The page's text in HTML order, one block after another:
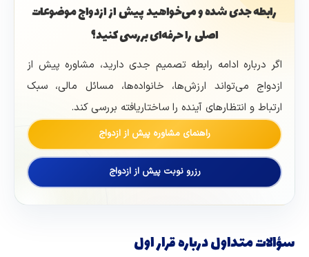
رابطه جدی شده و می‌خواهید پیش از ازدواج موضوعات
اصلی را حرفه‌ای بررسی کنید؟
اگر درباره ادامه رابطه تصمیم جدی دارید، مشاوره پیش از
ازدواج می‌تواند ارزش‌ها، خانواده‌ها، مسائل مالی، سبک
ارتباط و انتظارهای آینده را ساختاریافته بررسی کند.
راهنمای مشاوره پیش از ازدواج
رزرو نوبت پیش از ازدواج
سؤالات متداول درباره قرار اول